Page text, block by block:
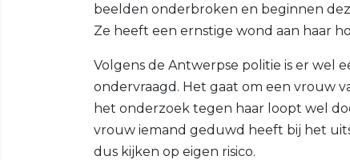
beelden onderbroken en beginnen
Ze heeft een ernstige wond aan haar
Volgens de Antwerpse politie is er wel
ondervraagd. Het gaat om een vrouw
het onderzoek tegen haar loopt wel
vrouw iemand geduwd heeft bij het
dus kijken op eigen risico.